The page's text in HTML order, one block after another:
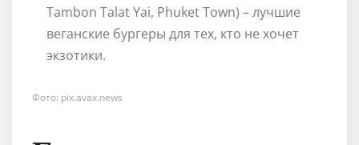
Tambon Talat Yai, Phuket Town) – лучшие
веганские бургеры для тех, кто не хочет
экзотики.
Фото: pix.avax.news